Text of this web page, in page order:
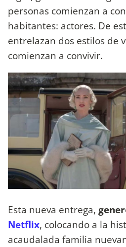
personas comienzan a
habitantes: actores. De
entrelazan dos estilos de
comienzan a convivir.
Esta nueva entrega,
Netflix, colocando a la
acaudalada familia